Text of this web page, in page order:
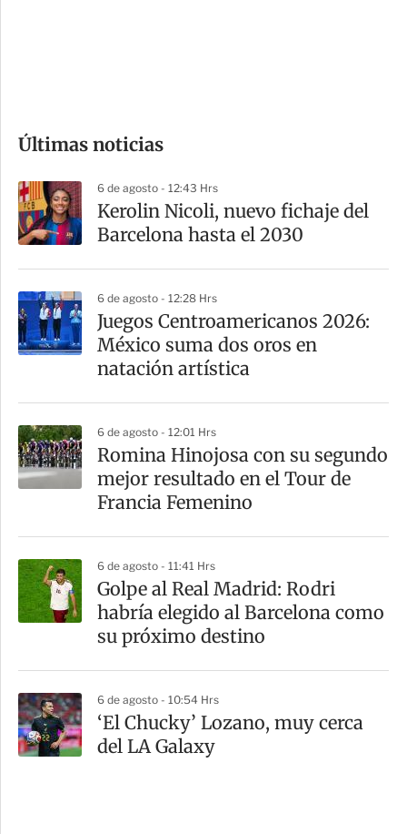
m
a
r
t
r
Últimas noticias
6 de agosto - 12:43 Hrs
Kerolin Nicoli, nuevo fichaje del
Barcelona hasta el 2030
6 de agosto - 12:28 Hrs
Juegos Centroamericanos 2026:
México suma dos oros en
natación artística
6 de agosto - 12:01 Hrs
Romina Hinojosa con su segundo
mejor resultado en el Tour de
Francia Femenino
6 de agosto - 11:41 Hrs
Golpe al Real Madrid: Rodri
habría elegido al Barcelona como
su próximo destino
6 de agosto - 10:54 Hrs
‘El Chucky’ Lozano, muy cerca
del LA Galaxy